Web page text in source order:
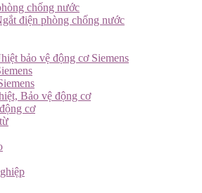
chống nước
điện phòng chống nước
bảo vệ động cơ Siemens
Bảo vệ động cơ
cơ